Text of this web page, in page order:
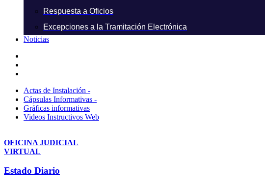
Respuesta a Oficios
Excepciones a la Tramitación Electrónica
Noticias
Actas de Instalación -
Cápsulas Informativas -
Gráficas informativas
Videos Instructivos Web
OFICINA JUDICIAL
VIRTUAL
Estado Diario